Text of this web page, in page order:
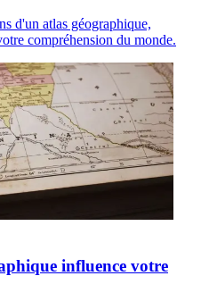
d'un atlas géographique,
compréhension du monde.
influence votre